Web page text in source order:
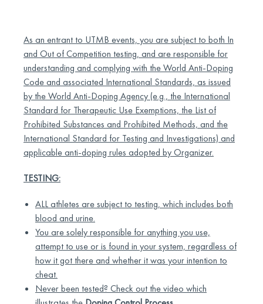
As an entrant to UTMB events, you are subject to both In
and Out of Competition testing, and are responsible for
understanding and complying with the World Anti-Doping
Code and associated International Standards, as issued
by the World Anti-Doping Agency (e.g., the International
Standard for Therapeutic Use Exemptions, the List of
Prohibited Substances and Prohibited Methods, and the
International Standard for Testing and Investigations) and
applicable anti-doping rules adopted by Organizer.
TESTING:
ALL athletes are subject to testing, which includes both
blood and urine.
You are solely responsible for anything you use,
attempt to use or is found in your system, regardless of
how it got there and whether it was your intention to
cheat.
Never been tested? Check out the video which